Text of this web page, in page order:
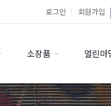
로그인 ｜ 회원가입
소장품 열린마